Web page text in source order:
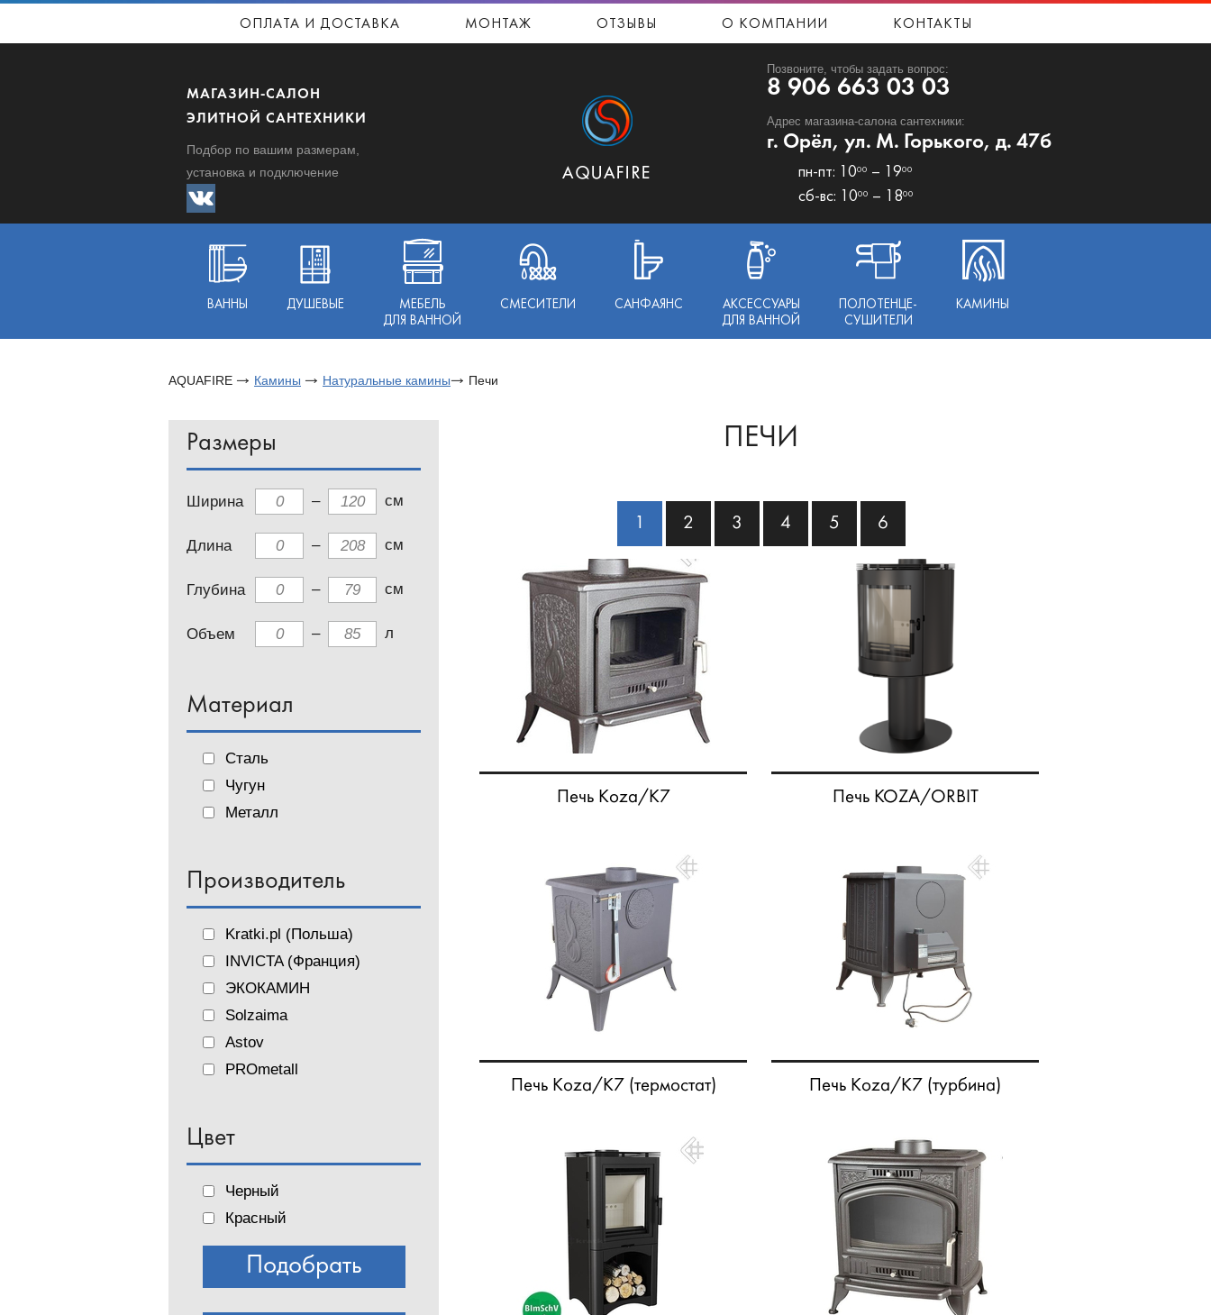
ОПЛАТА И ДОСТАВКА МОНТАЖ ОТЗЫВЫ О КОМПАНИИ КОНТАКТЫ
МАГАЗИН-САЛОН
ЭЛИТНОЙ САНТЕХНИКИ
Подбор по вашим размерам,
установка и подключение
Позвоните, чтобы задать вопрос:
8 906 663 03 03
Адрес магазина-салона сантехники:
г. Орёл, ул. М. Горького, д. 47б
пн-пт: 1000 – 1900
сб-вс: 1000 – 1800
ВАННЫ ДУШЕВЫЕ
МЕБЕЛЬ
ДЛЯ ВАННОЙ
СМЕСИТЕЛИ САНФАЯНС
АКСЕССУАРЫ
ДЛЯ ВАННОЙ
ПОЛОТЕНЦЕ-
СУШИТЕЛИ
КАМИНЫ
AQUAFIRE Камины Натуральные камины Печи
Размеры
Ширина – см
Длина – см
Глубина – см
Объем – л
Материал
Сталь
Чугун
Металл
Производитель
Kratki.pl (Польша)
INVICTA (Франция)
ЭКОКАМИН
Solzaima
Astov
PROmetall
Цвет
Черный
Красный
ПЕЧИ
1 2 3 4 5 6
Печь Koza/K7 Печь KOZA/ORBIT
Печь Koza/K7 (термостат) Печь Koza/K7 (турбина)